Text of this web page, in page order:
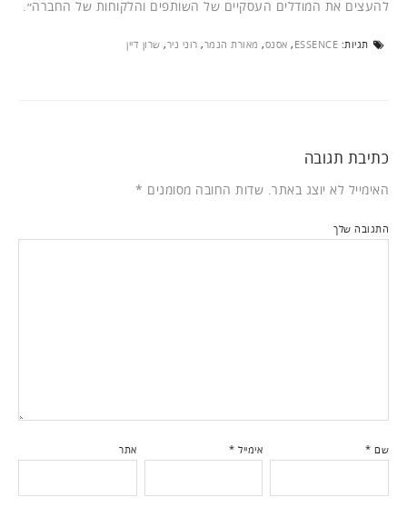
להעצים את המודלים העסקיים של השותפים והלקוחות של החברה״.
תגיות: ESSENCE
, אסנס, מאורת הנמר, רוני ניר, שרון דיין
כתיבת תגובה
האימייל לא יוצג באתר. שדות החובה מסומנים *
התגובה שלך
שם * אימייל * אתר